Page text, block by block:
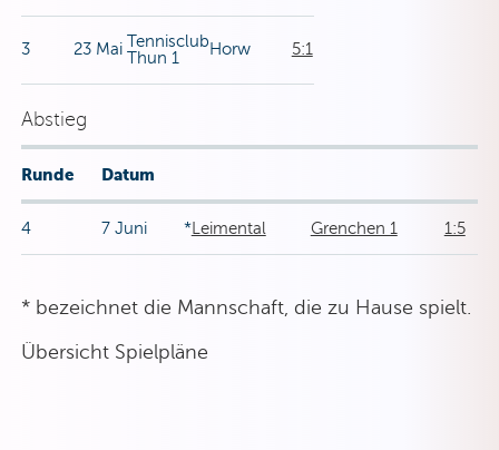
3 23 Mai Tennisclub
Thun 1
Horw 5:1
Abstieg
Runde Datum
4 7 Juni *Leimental Grenchen 1 1:5
* bezeichnet die Mannschaft, die zu Hause spielt.
Übersicht Spielpläne